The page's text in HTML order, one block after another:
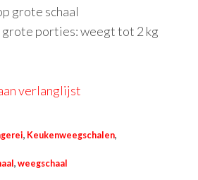
grote schaal
grote porties: weegt tot 2 kg
verlanglijst
, Keukenweegschalen,
, weegschaal